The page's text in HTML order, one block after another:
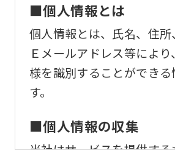
■個人情報とは
個人情報とは、氏名、住所
Ｅメールアドレス等によ
様を識別することができ
す。
■個人情報の収集
当社はサービスを提供す